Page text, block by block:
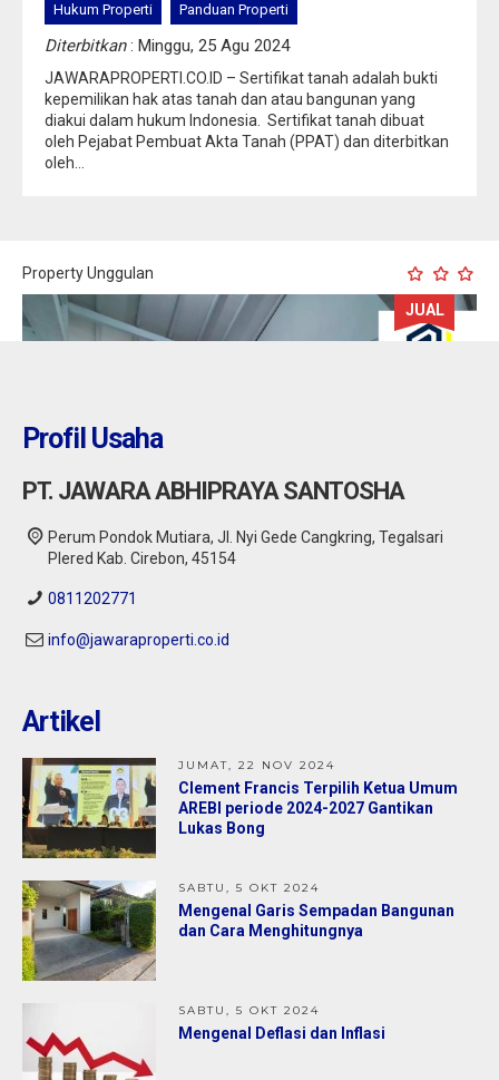
Hukum Properti Panduan Properti
Diterbitkan: Minggu, 25 Agu 2024
JAWARAPROPERTI.CO.ID – Sertifikat tanah adalah bukti
kepemilikan hak atas tanah dan atau bangunan yang
diakui dalam hukum Indonesia. Sertifikat tanah dibuat
oleh Pejabat Pembuat Akta Tanah (PPAT) dan diterbitkan
oleh...
Property Unggulan
JUAL
IAIN
Profil Usaha
PT. JAWARA ABHIPRAYA SANTOSHA
Perum Pondok Mutiara, Jl. Nyi Gede Cangkring, Tegalsari
Plered Kab. Cirebon, 45154
0811202771
info@jawaraproperti.co.id
Artikel
JUMAT, 22 NOV 2024
Clement Francis Terpilih Ketua Umum
AREBI periode 2024-2027 Gantikan
Lukas Bong
SABTU, 5 OKT 2024
Mengenal Garis Sempadan Bangunan
dan Cara Menghitungnya
SABTU, 5 OKT 2024
Mengenal Deflasi dan Inflasi